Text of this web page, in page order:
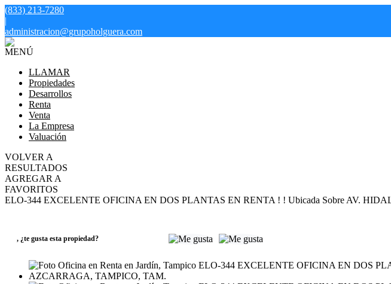
(833) 213-7280
|
administracion@grupoholguera.com
MENÚ
LLAMAR
Propiedades
Desarrollos
Renta
Venta
La Empresa
Valuación
VOLVER A
RESULTADOS
AGREGAR A
FAVORITOS
ELO-344 EXCELENTE OFICINA EN DOS PLANTAS EN RENTA ! ! Ubicada Sobre AV.
, ¿te gusta esta propiedad?